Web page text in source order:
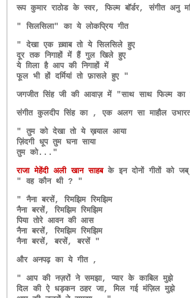
रूप कुमार राठोड के स्वर, फिल्म बॉर्डर, संगीत अनु
" सिलसिला" का ये लोकप्रिय गीत
" देखा एक ख़्वाब तो ये सिलसिले हुए
दूर तक निगाहों में हैं गुल खिले हुए
ये ग़िला है आप की निगाहों में
फूल भी हों दर्मियां तो फ़ासले हुए "
जगजीत सिंह जी की आवाज़ में "साथ साथ फिल्म का
संगीत कुलदीप सिंह का , एक अलग सा माहौल
" तुम को देखा तो ये ख़याल आया
ज़िंदगी धूप तुम घना साया
तुम को..."
राजा मेहेंदी अली खान साहबके इन दोनों गीतों को जब्
" वह कौन थी ? "
" नैना बरसें, रिमझिम रिमझिम
नैना बरसें, रिमझिम रिमझिम
पिया तोरे आवन की आस
नैना बरसें, रिमझिम रिमझिम
नैना बरसें, बरसें, बरसें "
और अनपढ़ का ये गीत ,
" आप की नज़रों ने समझा, प्यार के काबिल मुझे
दिल की ऐ धड़कन ठहर जा, मिल गई मंज़िल मुझे